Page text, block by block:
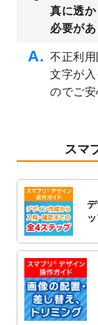
2023/3/13
2023/3/13
2023/3/2
2023/1/13
2023/1/5
2022/12/26
2022/12/16
2022/12/1
真に透
必要があ
不正利
文字が
のでご安
スマ